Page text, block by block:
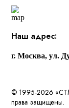
Наш адрес:
г. Москва, ул.
© 1995-2026
права защищены.